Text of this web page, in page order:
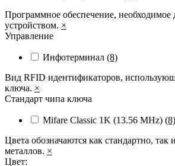
Программное обеспечение, необходимое
устройством. ×
Управление
Инфотерминал (8)
Вид RFID идентификаторов,
ключа. ×
Стандарт чипа ключа
Mifare Classic 1K (13.56 MHz) (8)
Цвета обозначаются как стандартно,
металлов. ×
Цвет: